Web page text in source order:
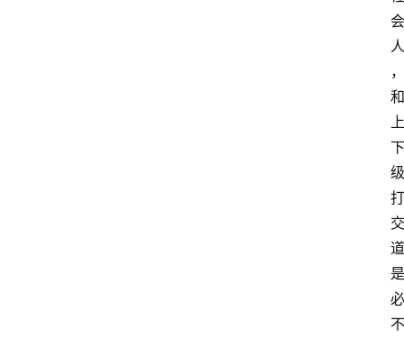
会
人
，
和
上
下
级
打
交
道
是
必
不